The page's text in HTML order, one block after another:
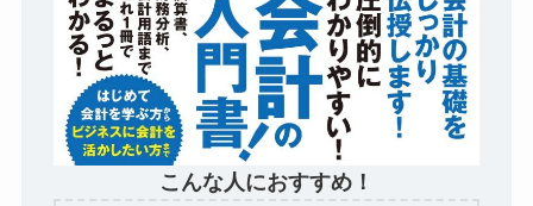
こんな人におすすめ！